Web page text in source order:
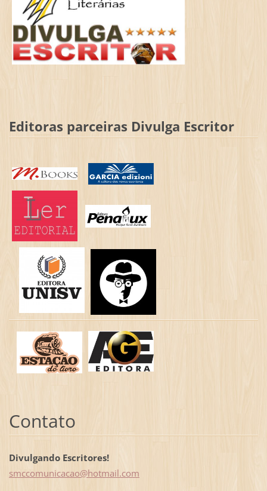
Editoras parceiras Divulga Escritor
Contato
Divulgando Escritores!
smccomunicacao@hotmail.com